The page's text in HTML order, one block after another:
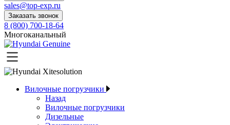
sales@top-exp.ru
Заказать звонок
8 (800) 700-18-64
Многоканальный
Вилочные погрузчики
Назад
Вилочные погрузчики
Дизельные